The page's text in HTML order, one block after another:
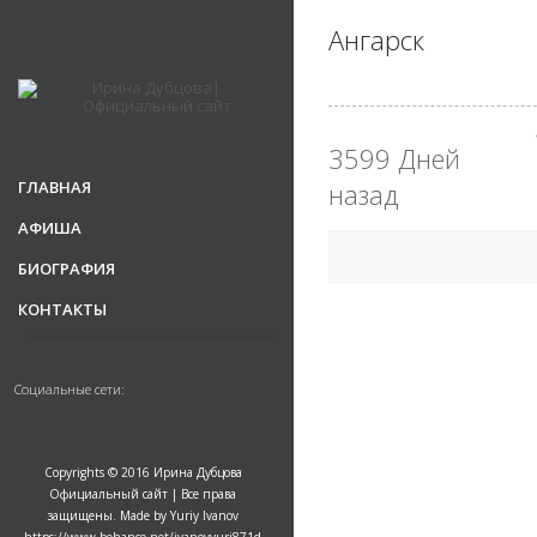
ГЛАВНАЯ
АФИША
БИОГРАФИЯ
КОНТАКТЫ
Социальные сети:
Copyrights © 2016 Ирина Дубцова
Официальный сайт | Все права
защищены. Made by Yuriy Ivanov
Ангарск
3599 Дней
назад